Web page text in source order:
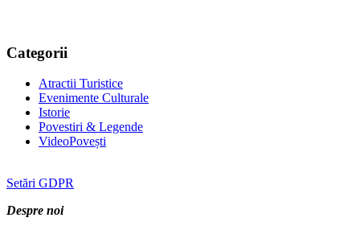
Categorii
Atractii Turistice
Evenimente Culturale
Istorie
Povestiri & Legende
VideoPovești
Setări GDPR
Despre noi